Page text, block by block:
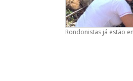
Rondonistas já estão